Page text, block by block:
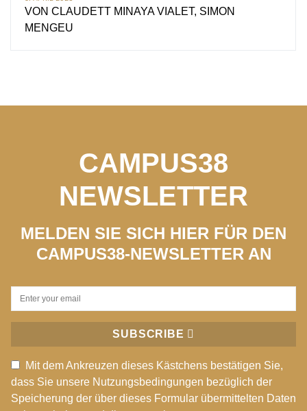
VON CLAUDETT MINAYA VIALET, SIMON
MENGEU
CAMPUS38
NEWSLETTER
MELDEN SIE SICH HIER FÜR DEN
CAMPUS38-NEWSLETTER AN
SUBSCRIBE
Mit dem Ankreuzen dieses Kästchens bestätigen Sie,
dass Sie unsere Nutzungsbedingungen bezüglich der
Speicherung der über dieses Formular übermittelten Daten